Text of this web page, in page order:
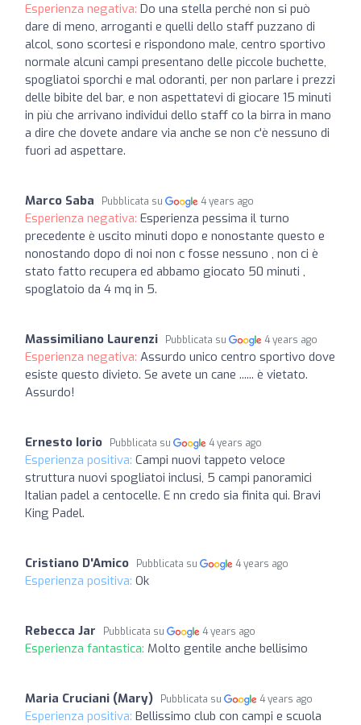
Esperienza negativa: Do una stella perché non si può
dare di meno, arroganti e quelli dello staff puzzano di
alcol, sono scortesi e rispondono male, centro sportivo
normale alcuni campi presentano delle piccole buchette,
spogliatoi sporchi e mal odoranti, per non parlare i prezzi
delle bibite del bar, e non aspettatevi di giocare 15 minuti
in più che arrivano individui dello staff co la birra in mano
a dire che dovete andare via anche se non c'è nessuno di
fuori ad aspettare.
Marco Saba Pubblicata su 4 years ago
Esperienza negativa: Esperienza pessima il turno
precedente è uscito minuti dopo e nonostante questo e
nonostando dopo di noi non c fosse nessuno , non ci è
stato fatto recupera ed abbamo giocato 50 minuti ,
spoglatoio da 4 mq in 5.
Massimiliano Laurenzi Pubblicata su 4 years ago
Esperienza negativa: Assurdo unico centro sportivo dove
esiste questo divieto. Se avete un cane ...... è vietato.
Assurdo!
Ernesto Iorio Pubblicata su 4 years ago
Esperienza positiva: Campi nuovi tappeto veloce
struttura nuovi spogliatoi inclusi, 5 campi panoramici
Italian padel a centocelle. E nn credo sia finita qui. Bravi
King Padel.
Cristiano D'Amico Pubblicata su 4 years ago
Esperienza positiva: Ok
Rebecca Jar Pubblicata su 4 years ago
Esperienza fantastica: Molto gentile anche bellisimo
Maria Cruciani (Mary) Pubblicata su 4 years ago
Esperienza positiva: Bellissimo club con campi e scuola